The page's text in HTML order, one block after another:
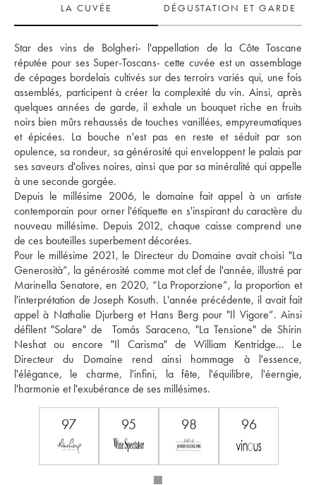
LA CUVÉE
DÉGUSTATION ET GARDE
Star des vins de Bolgheri- l'appellation de la Côte Toscane
réputée pour ses Super-Toscans- cette cuvée est un assemblage
de cépages bordelais cultivés sur des terroirs variés qui, une fois
assemblés, participent à créer la complexité du vin. Ainsi, après
quelques années de garde, il exhale un bouquet riche en fruits
noirs bien mûrs rehaussés de touches vanillées, empyreumatiques
et épicées. La bouche n'est pas en reste et séduit par son
opulence, sa rondeur, sa générosité qui enveloppent le palais par
ses saveurs d'olives noires, ainsi que par sa minéralité qui appelle
à une seconde gorgée.
Depuis le millésime 2006, le domaine fait appel à un artiste
contemporain pour orner l'étiquette en s'inspirant du caractère du
nouveau millésime. Depuis 2012, chaque caisse comprend une
de ces bouteilles superbement décorées.
Pour le millésime 2021, le Directeur du Domaine avait choisi "La
Generosità”, la générosité comme mot clef de l'année, illustré par
Marinella Senatore, en 2020, “La Proporzione”, la proportion et
l'interprétation de Joseph Kosuth. L'année précédente, il avait fait
appel à Nathalie Djurberg et Hans Berg pour "Il Vigore”. Ainsi
défilent "Solare" de  Tomás Saraceno, "La Tensione" de Shirin
Neshat ou encore "Il Carisma" de William Kentridge... Le
Directeur du Domaine rend ainsi hommage à l'essence,
l'élégance, le charme, l'infini, la fête, l'équilibre, l'éerngie,
l'harmonie et l'exubérance de ses millésimes.
97 95 98 96